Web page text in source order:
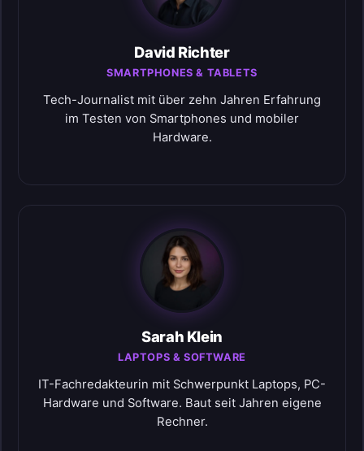
David Richter
SMARTPHONES & TABLETS
Tech-Journalist mit über zehn Jahren Erfahrung
im Testen von Smartphones und mobiler
Hardware.
Sarah Klein
LAPTOPS & SOFTWARE
IT-Fachredakteurin mit Schwerpunkt Laptops, PC-
Hardware und Software. Baut seit Jahren eigene
Rechner.